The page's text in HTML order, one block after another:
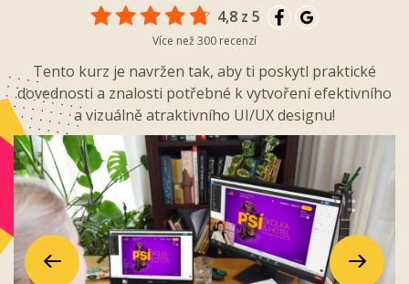
4,8 z 5
Více než 300 recenzí
Tento kurz je navržen tak, aby ti poskytl praktické
dovednosti a znalosti potřebné k vytvoření efektivního
a vizuálně atraktivního UI/UX designu!
Předchozí
Předchozí
Další
Další